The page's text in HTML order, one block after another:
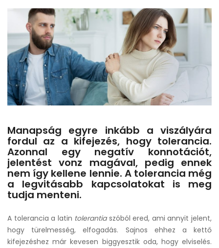
fontossága
egy
kapcsolatban
bejegyzéshez
Manapság egyre inkább a viszályára
fordul az a kifejezés, hogy tolerancia.
Azonnal egy negatív konnotációt,
jelentést vonz magával, pedig ennek
nem így kellene lennie. A tolerancia még
a legvitásabb kapcsolatokat is meg
tudja menteni.
A tolerancia a latin tolerantiaszóból ered, ami annyit jelent,
hogy türelmesség, elfogadás. Sajnos ehhez a kettő
kifejezéshez már kevesen biggyesztik oda, hogy elviselés.